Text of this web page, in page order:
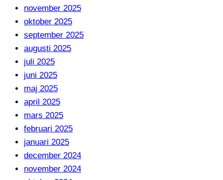
november 2025
oktober 2025
september 2025
augusti 2025
juli 2025
juni 2025
maj 2025
april 2025
mars 2025
februari 2025
januari 2025
december 2024
november 2024